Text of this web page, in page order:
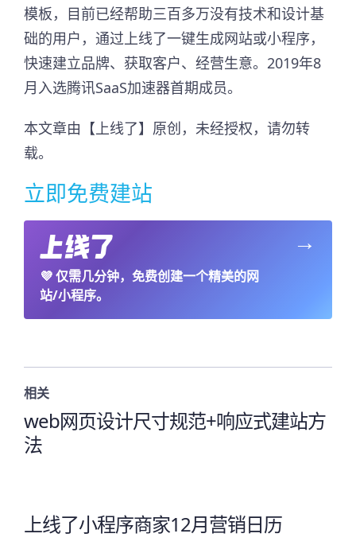
模板，目前已经帮助三百多万没有技术和设计基
础的用户，通过上线了一键生成网站或小程序，
快速建立品牌、获取客户、经营生意。2019年8
月入选腾讯SaaS加速器首期成员。​
本文章由【上线了】原创，未经授权，请勿转
载。
立即免费建站
💜仅需几分钟，免费创建一个精美的网
站/小程序。
→
相关
web网页设计尺寸规范+响应式建站方
法
上线了小程序商家12月营销日历